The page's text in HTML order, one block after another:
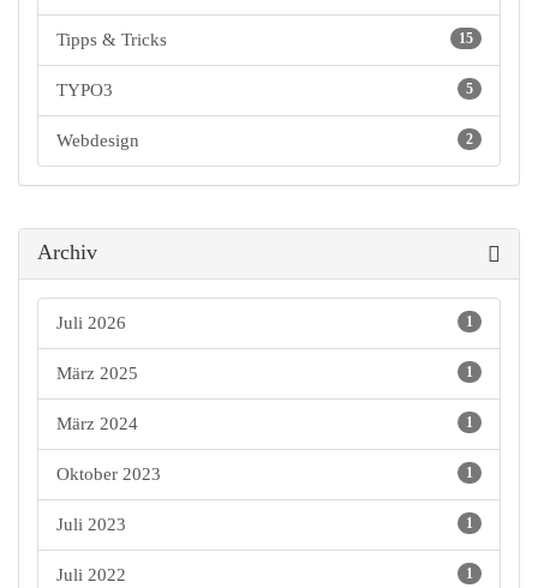
15
Tipps & Tricks
5
TYPO3
2
Webdesign
Archiv
1
Juli 2026
1
März 2025
1
März 2024
1
Oktober 2023
1
Juli 2023
1
Juli 2022